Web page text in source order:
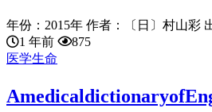
年份：2015年 作者：〔日〕村山彩
1 年前
875
医学生命